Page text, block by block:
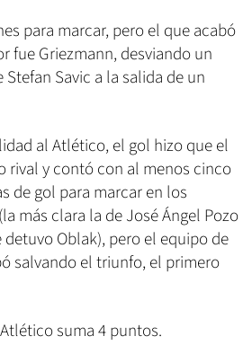
para marcar, pero el que acabó
fue Griezmann, desviando un
Stefan Savic a la salida de un
al Atlético, el gol hizo que el
rival y contó con al menos cinco
de gol para marcar en los
más clara la de José Ángel Pozo
Oblak), pero el equipo de
salvando el triunfo, el primero
suma 4 puntos.